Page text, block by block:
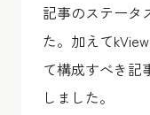
記事のステータ
た。加えて
て構成すべき記
しました。